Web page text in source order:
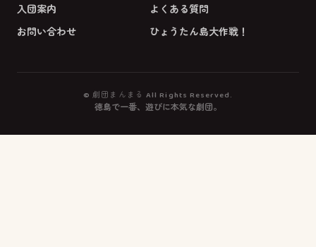
入団案内
よくある質問
お問い合わせ
ひょうたん島大作戦！
© 劇団まんまる All Rights Reserved.
徳島で一番、遊びに本気な劇団。